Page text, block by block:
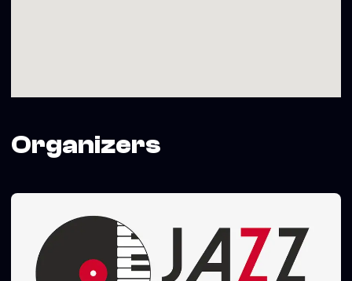
Organizers